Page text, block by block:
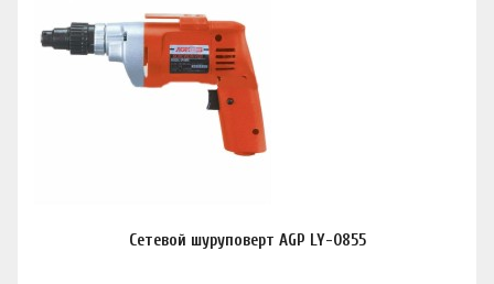
Сетевой шуруповерт AGP LY-0855